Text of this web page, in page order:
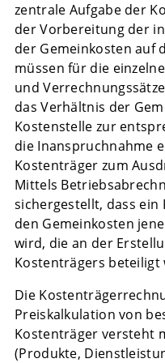
zentrale Aufgabe der
der Vorbereitung der
der Gemeinkosten auf
müssen für die
und
das Verhältnis der
Kostenstelle zur
die Inanspruchnahme
Kostenträger zum
Mittels
sichergestellt, dass
den Gemeinkosten
wird, die an der
Kostenträgers beteiligt
Die
Preiskalkulation von
Kostenträger versteht
(Produkte,